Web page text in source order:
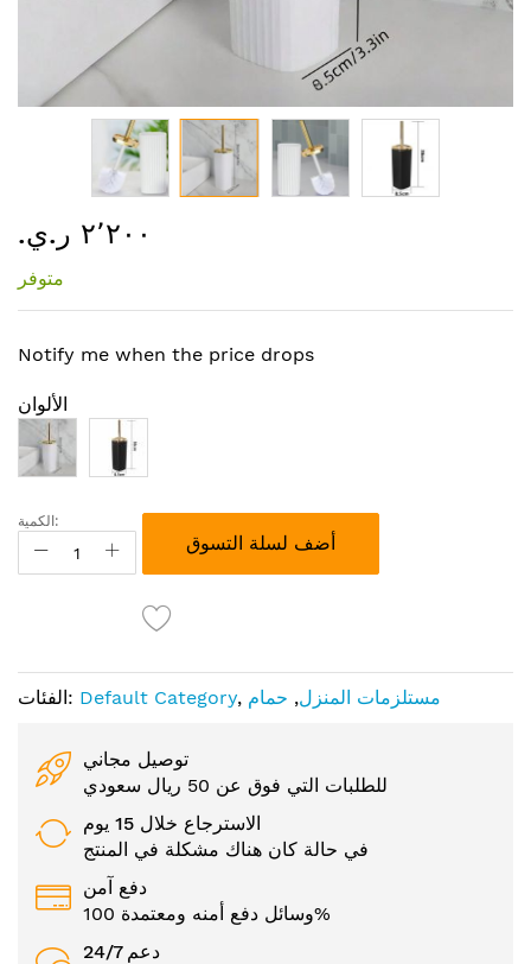
إلى
معرض
الصور
٢٬٢٠٠ ر.ي.‏
متوفر
Notify me when the price drops
الألوان
الكمية:
أضف لسلة التسوق
الفئات: Default Category, مستلزمات المنزل, حمام
توصيل مجاني
للطلبات التي فوق عن 50 ريال سعودي
الاسترجاع خلال 15 يوم
في حالة كان هناك مشكلة في المنتج
دفع آمن
وسائل دفع أمنه ومعتمدة 100%
24/7 دعم